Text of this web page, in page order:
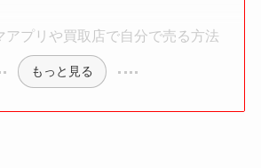
アプリや買取店で自分で売る方法
もっと見る